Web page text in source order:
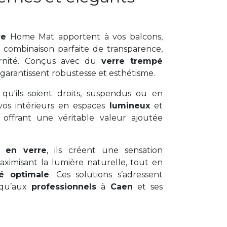
Home Mat apportent à vos balcons,
parfaite de transparence,
Conçus avec du verre trempé
robustesse et esthétisme.
soient droits, suspendus ou en
intérieurs en espaces lumineuxet
une véritable valeur ajoutée
en verre, ils créent une sensation
la lumière naturelle, tout en
optimale. Ces solutions s’adressent
professionnels à Caen et ses